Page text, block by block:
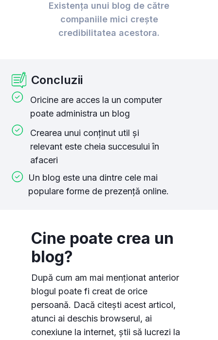
Existența unui blog de către
companiile mici crește
credibilitatea acestora.
Concluzii
Oricine are acces la un computer
poate administra un blog
Crearea unui conținut util și
relevant este cheia succesului în
afaceri
Un blog este una dintre cele mai
populare forme de prezență online.
Cine poate crea un
blog?
După cum am mai menționat anterior
blogul poate fi creat de orice
persoană. Dacă citești acest articol,
atunci ai deschis browserul, ai
conexiune la internet, știi să lucrezi la